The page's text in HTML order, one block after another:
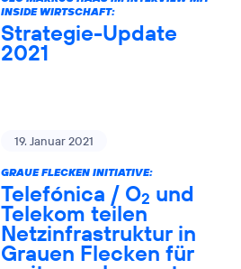
INSIDE WIRTSCHAFT:
Strategie-Update
2021
19. Januar 2021
GRAUE FLECKEN INITIATIVE:
Telefónica / O2 und
Telekom teilen
Netzinfrastruktur in
Grauen Flecken für